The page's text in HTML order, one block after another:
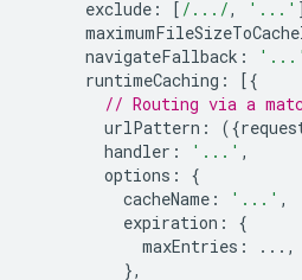
exclude : [ /.../, '...'
navigateFallback : '...'
runtimeCaching :
[{
// Routing via a
urlPattern : ({
handler : '...' ,
options :
{
cacheName : '...' ,
expiration :
{
maxEntries :
...,
},